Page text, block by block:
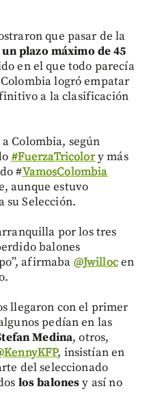
que pasar de la
plazo máximo de 45
en el que todo parecía
logró empatar
a la clasificación
Colombia, según
#FuerzaTricolory más
#VamosColombia
aunque estuvo
su Selección.
por los tres
balones
afirmaba @Jwillocen
llegaron con el primer
pedían en las
Medina, otros,
, insistían en
del seleccionado
los balonesy así no